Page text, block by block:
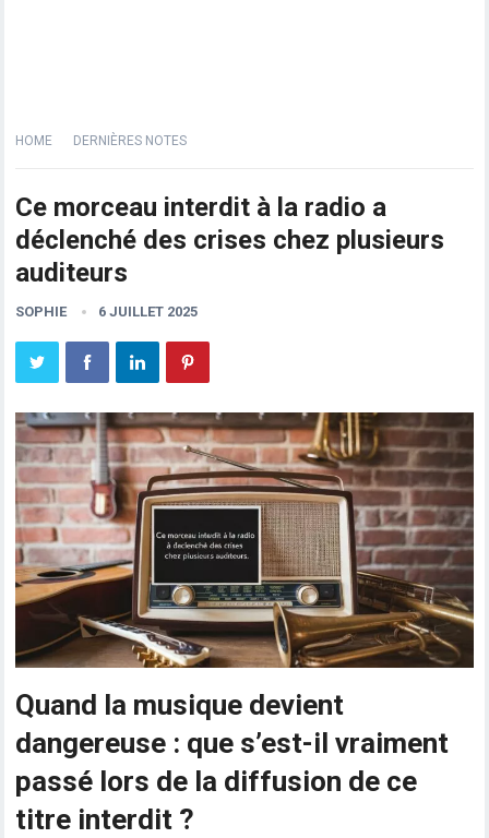
HOME DERNIÈRES NOTES
Ce morceau interdit à la radio a
déclenché des crises chez plusieurs
auditeurs
SOPHIE 6 JUILLET 2025
Quand la musique devient
dangereuse : que s’est-il vraiment
passé lors de la diffusion de ce
titre interdit ?